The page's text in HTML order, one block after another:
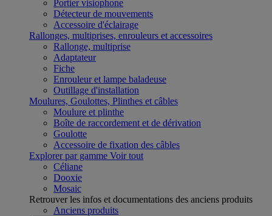
Portier visiophone
Détecteur de mouvements
Accessoire d'éclairage
Rallonges, multiprises, enrouleurs et accessoires
Rallonge, multiprise
Adaptateur
Fiche
Enrouleur et lampe baladeuse
Outillage d'installation
Moulures, Goulottes, Plinthes et câbles
Moulure et plinthe
Boîte de raccordement et de dérivation
Goulotte
Accessoire de fixation des câbles
Explorer par gamme Voir tout
Céliane
Dooxie
Mosaic
Retrouver les infos et documentations des anciens produits
Anciens produits